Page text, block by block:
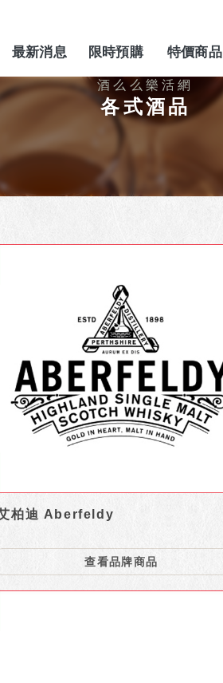
最新消息
NEWS
限時預購
PREORDER
特價商品
SPECIAL
各式酒品
艾柏迪 Aberfeldy
查看品牌商品